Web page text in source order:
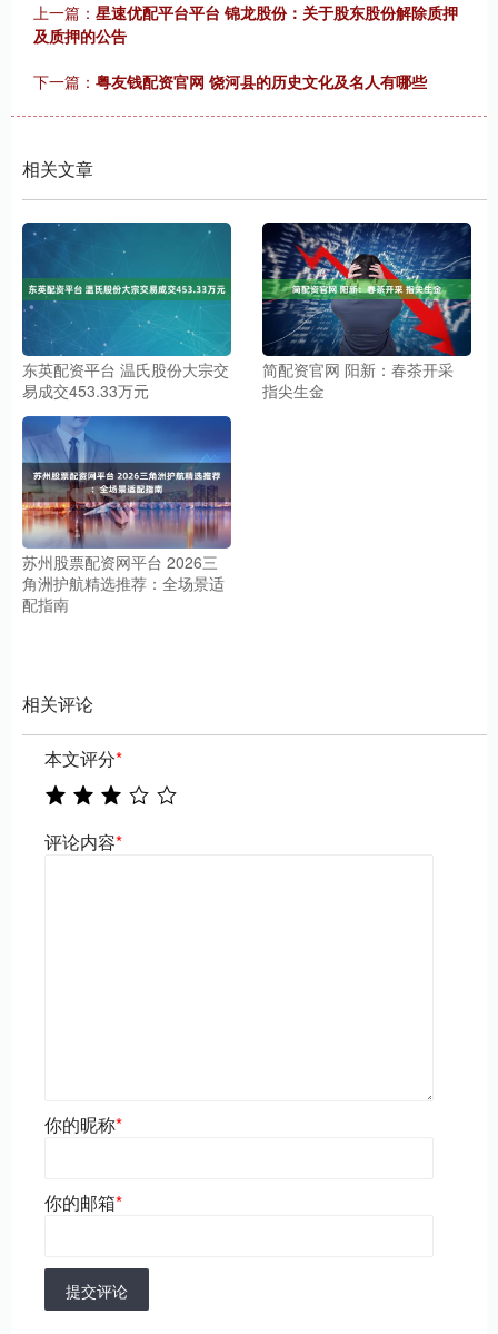
上一篇： 星速优配平台平台 锦龙股份：关于股东股份解除质押
及质押的公告
下一篇： 粤友钱配资官网 饶河县的历史文化及名人有哪些
相关文章
东英配资平台 温氏股份大宗交
易成交453.33万元
简配资官网 阳新：春茶开采
指尖生金
苏州股票配资网平台 2026三
角洲护航精选推荐：全场景适
配指南
相关评论
本文评分*
评论内容*
你的昵称*
你的邮箱*
提交评论